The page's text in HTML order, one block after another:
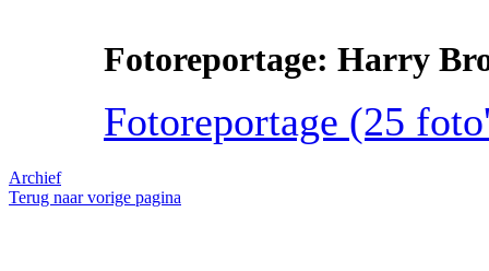
Fotoreportage: Harry
Fotoreportage (25
Archief
Terug naar vorige pagina